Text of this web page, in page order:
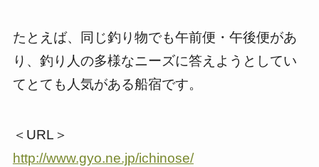
たとえば、同じ釣り物でも午前便・午後便があ
り、釣り人の多様なニーズに答えようとしてい
てとても人気がある船宿です。
＜URL＞
http://www.gyo.ne.jp/ichinose/